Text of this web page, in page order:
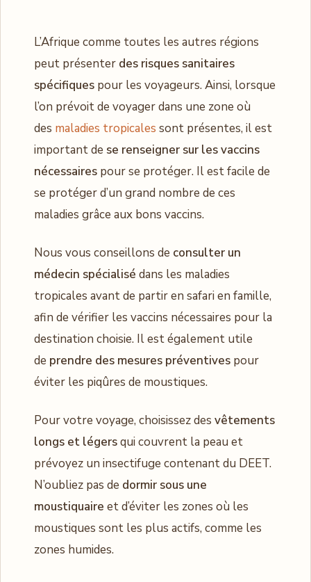
L’Afrique comme toutes les autres régions
peut présenter des risques sanitaires
spécifiques pour les voyageurs. Ainsi, lorsque
l’on prévoit de voyager dans une zone où
des maladies tropicales sont présentes, il est
important de se renseigner sur les vaccins
nécessaires pour se protéger. Il est facile de
se protéger d’un grand nombre de ces
maladies grâce aux bons vaccins.
Nous vous conseillons de consulter un
médecin spécialisé dans les maladies
tropicales avant de partir en safari en famille,
afin de vérifier les vaccins nécessaires pour la
destination choisie. Il est également utile
de prendre des mesures préventives pour
éviter les piqûres de moustiques.
Pour votre voyage, choisissez des vêtements
longs et légersqui couvrent la peau et
prévoyez un insectifuge contenant du DEET.
N’oubliez pas de dormir sous une
moustiquaire et d’éviter les zones où les
moustiques sont les plus actifs, comme les
zones humides.